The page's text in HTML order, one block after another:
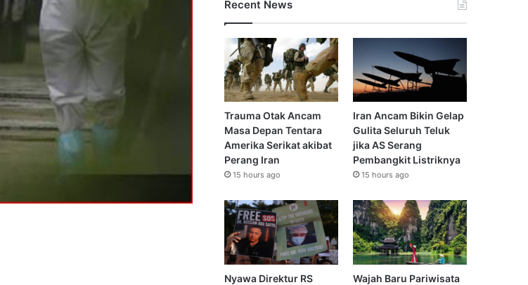
Recent News
Trauma Otak Ancam
Masa Depan Tentara
Amerika Serikat akibat
Perang Iran
15 hours ago
Iran Ancam Bikin Gelap
Gulita Seluruh Teluk
jika AS Serang
Pembangkit Listriknya
15 hours ago
Nyawa Direktur RS
Wajah Baru Pariwisata